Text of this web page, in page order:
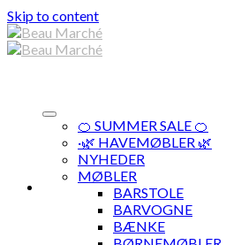
Skip to content
🍊 SUMMER SALE 🍊
·🌿 HAVEMØBLER 🌿
NYHEDER
MØBLER
BARSTOLE
BARVOGNE
BÆNKE